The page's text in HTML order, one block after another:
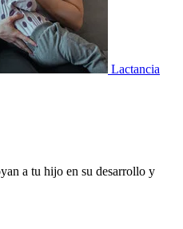
Lactancia
a tu hijo en su desarrollo y